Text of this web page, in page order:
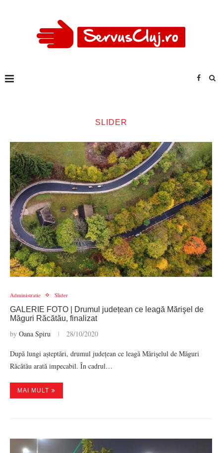
SLIDER
Administratie Slider
GALERIE FOTO | Drumul județean ce leagă Mărişel de
Măguri Răcătău, finalizat
by Oana Spiru 28/10/2020
După lungi așteptări, drumul județean ce leagă Mărişelul de Măguri
Răcătău arată impecabil. În cadrul…
MAI MULT